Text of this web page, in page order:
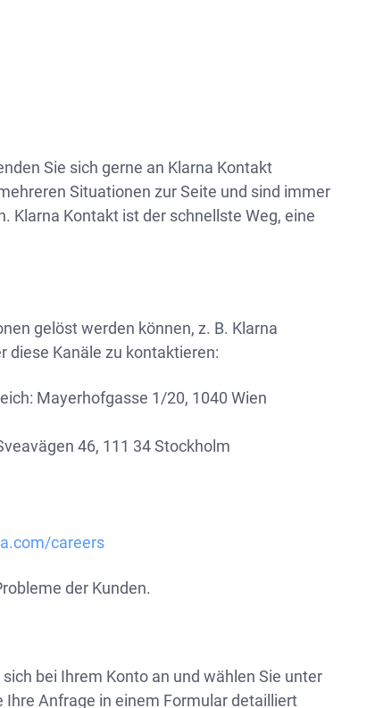
Sie sich gerne an Klarna Kontakt
Situationen zur Seite und sind immer
Klarna Kontakt ist der schnellste Weg, eine
gelöst werden können, z. B. Klarna
diese Kanäle zu kontaktieren:
Mayerhofgasse 1/20, 1040 Wien
46, 111 34 Stockholm
careers
der Kunden.
bei Ihrem Konto an und wählen Sie unter
Ihre Anfrage in einem Formular detailliert